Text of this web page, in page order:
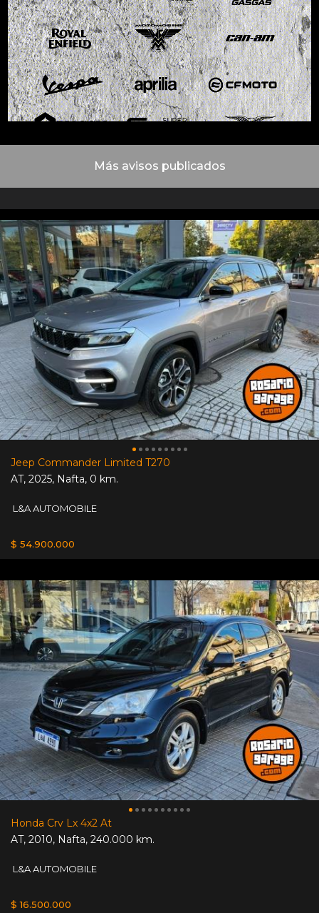
Más avisos publicados
Jeep Commander Limited T270
AT, 2025, Nafta, 0 km.
L&A AUTOMOBILE
$ 54.900.000
Honda Crv Lx 4x2 At
AT, 2010, Nafta, 240.000 km.
L&A AUTOMOBILE
$ 16.500.000